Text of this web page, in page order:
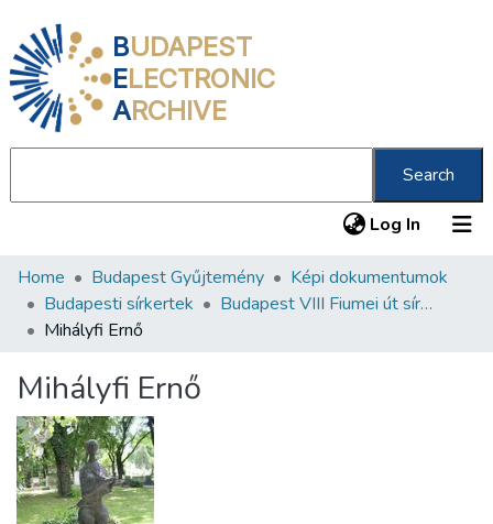
BUDAPEST
ELECTRONIC
ARCHIVE
Search
Log In (current)
Communities & Collections
All of DSpace
About us
Home Budapest Gyűjtemény
Képi dokumentumok
Budapesti sírkertek
Budapest VIII Fiumei út sírkert 2. rész
Mihályfi Ernő
Mihályfi Ernő